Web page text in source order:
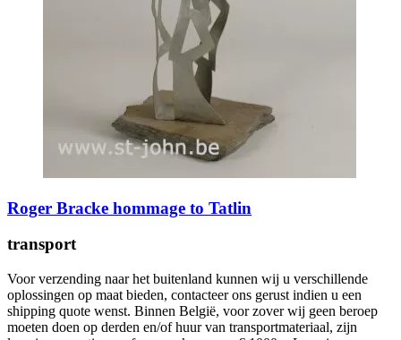
Roger Bracke hommage to Tatlin
transport
Voor verzending naar het buitenland kunnen wij u verschillende
oplossingen op maat bieden, contacteer ons gerust indien u een
shipping quote wenst. Binnen België, voor zover wij geen beroep
moeten doen op derden en/of huur van transportmateriaal, zijn